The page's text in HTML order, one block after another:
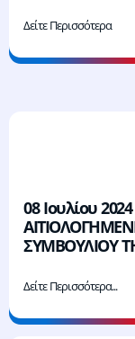
Δείτε Περισσότερα
08 Ιουλίου
ΣΥΜΒΟΥΛΙΟΥ
Δείτε Περισσότερα...